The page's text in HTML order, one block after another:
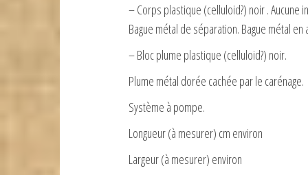
– Corps plastique (celluloid?) noir . Aucune
Bague métal de séparation. Bague métal
– Bloc plume plastique (celluloid?) noir.
Plume métal dorée cachée par le carénage.
Système à pompe.
Longueur (à mesurer) cm environ
Largeur (à mesurer) environ